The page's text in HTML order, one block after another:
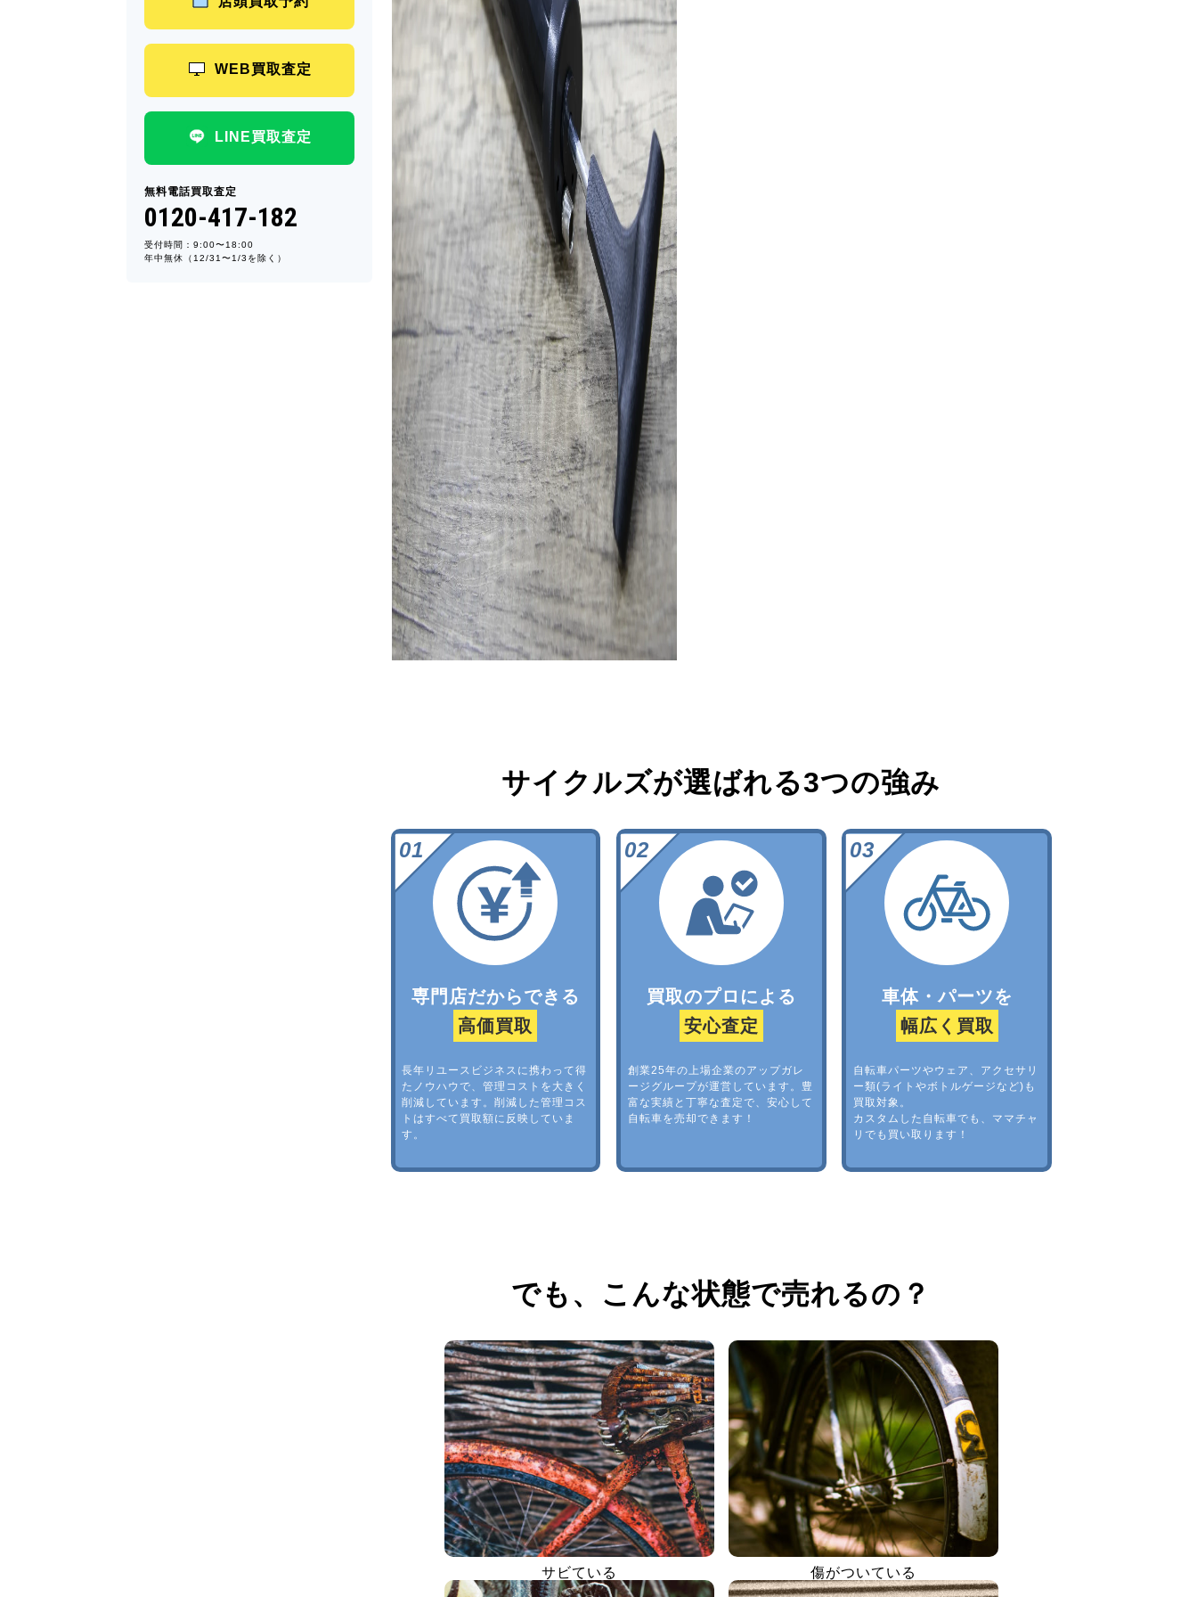
サイクルズが選ばれる3つの強み
専門店だからできる
高価買取
長年リユースビジネスに携わって得
たノウハウで、管理コストを大きく
削減しています。削減した管理コス
トはすべて買取額に反映していま
す。
買取のプロによる
安心査定
創業25年の上場企業のアップガレ
ージグループが運営しています。豊
富な実績と丁寧な査定で、安心して
自転車を売却できます！
車体・パーツを
幅広く買取
自転車パーツやウェア、アクセサリ
ー類(ライトやボトルゲージなど)も
買取対象。
カスタムした自転車でも、ママチャ
リでも買い取ります！
でも、 こんな状態で売れるの？
サビている 傷がついている
WEB買取査定
LINE買取査定
無料電話買取査定
0120-417-182
受付時間：9:00〜18:00
年中無休（12/31〜1/3を除く）